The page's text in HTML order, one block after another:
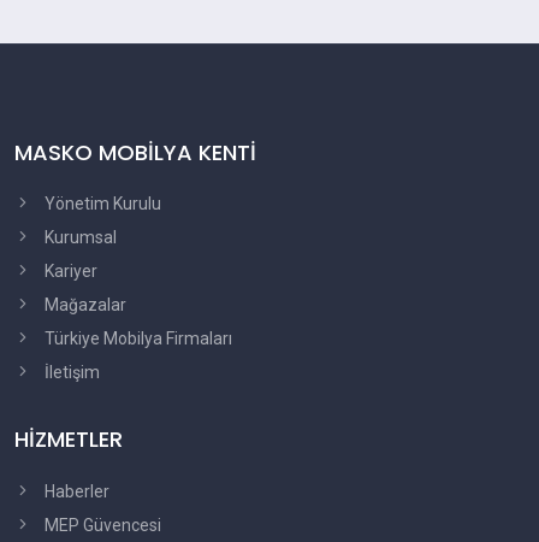
MASKO MOBİLYA KENTİ
Yönetim Kurulu
Kurumsal
Kariyer
Mağazalar
Türkiye Mobilya Firmaları
İletişim
HİZMETLER
Haberler
MEP Güvencesi